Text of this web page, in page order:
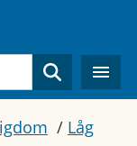
Sök
/ Låg